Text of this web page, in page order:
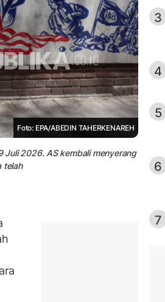
Foto: EPA/ABEDIN TAHERKENAREH
Juli 2026. AS kembali menyerang
telah
3
4
5
6
7